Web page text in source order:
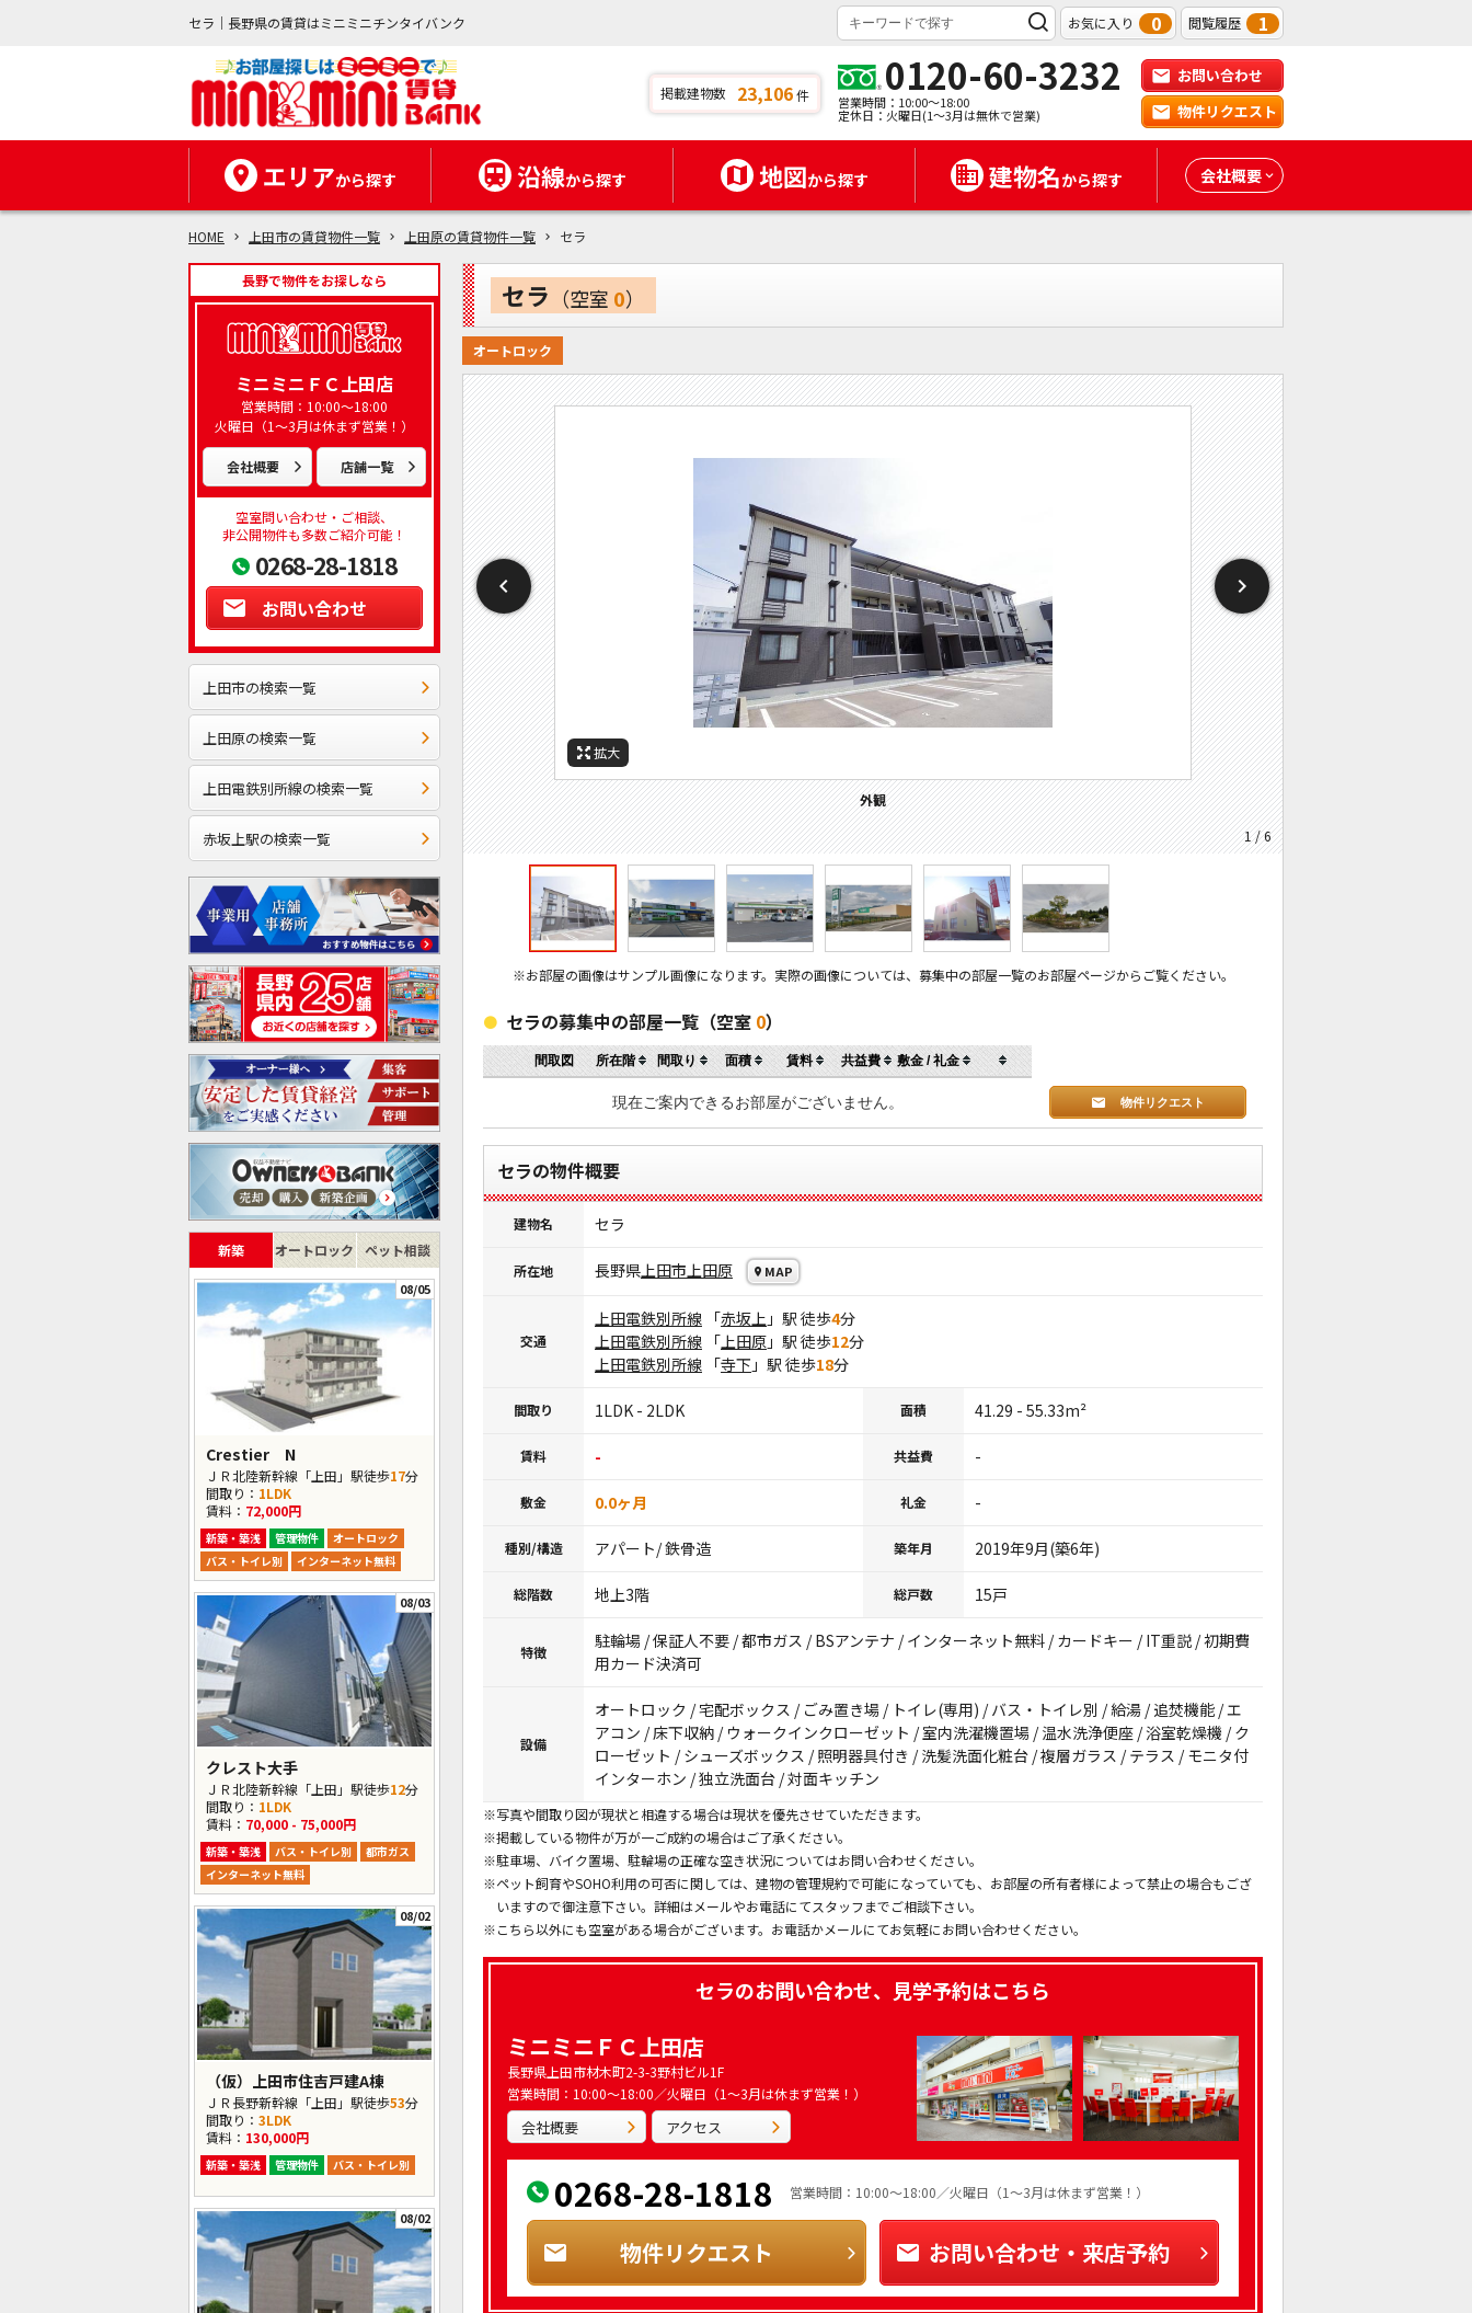
セラ｜長野県の賃貸はミニミニチンタイバンク お気に入り 0 閲覧履歴 1
掲載建物数 23,106件 0120-60-3232
営業時間：10:00～18:00
定休日：火曜日(1～3月は無休で営業)
お問い合わせ
物件リクエスト
エリアから探す 沿線から探す 地図から探す 建物名から探す 会社概要
HOME 上田市の賃貸物件一覧 上田原の賃貸物件一覧 セラ
長野で物件をお探しなら
ミニミニＦＣ上田店
営業時間：10:00～18:00
火曜日（1～3月は休まず営業！）
会社概要 店舗一覧
空室問い合わせ・ご相談、
非公開物件も多数ご紹介可能！
0268-28-1818
お問い合わせ
上田市の検索一覧
上田原の検索一覧
上田電鉄別所線の検索一覧
赤坂上駅の検索一覧
新築 オートロック ペット相談
08/05
Crestier N
ＪＲ北陸新幹線「上田」駅徒歩17分
間取り： 1LDK
賃料： 72,000円
新築・築浅 管理物件
オートロック
バス・トイレ別
インターネット無料
08/03
クレスト大手
ＪＲ北陸新幹線「上田」駅徒歩12分
間取り： 1LDK
賃料： 70,000 - 75,000円
新築・築浅 バス・トイレ別
都市ガス
インターネット無料
08/02
（仮）上田市住吉戸建A棟
ＪＲ長野新幹線「上田」駅徒歩53分
間取り： 3LDK
賃料： 130,000円
新築・築浅 管理物件 バス・トイレ別
08/02
セラ （空室 0）
オートロック
拡大
外観
1 / 6
拡大
周辺施設：ドラックストア
拡大
周辺施設：コンビニ
拡大
周辺施設：スーパー
拡大
周辺施設：銀行
拡大
周辺施設：公園
※お部屋の画像はサンプル画像になります。実際の画像については、募集中の部屋一覧のお部屋ページからご覧ください。
セラの募集中の部屋一覧（空室 0）
間取図 所在階 間取り 面積 賃料 共益費 敷金 / 礼金
現在ご案内できるお部屋がございません。 物件リクエスト
セラの物件概要
建物名 セラ
所在地 長野県上田市上田原 MAP
交通
上田電鉄別所線 「赤坂上 」駅 徒歩4分
上田電鉄別所線 「上田原 」駅 徒歩12分
上田電鉄別所線 「寺下 」駅 徒歩18分
間取り 1LDK - 2LDK 面積 41.29 - 55.33m²
賃料 - 共益費 -
敷金 0.0ヶ月 礼金 -
種別/構造 アパート/ 鉄骨造 築年月 2019年9月(築6年)
総階数 地上3階 総戸数 15戸
特徴
駐輪場 / 保証人不要 / 都市ガス / BSアンテナ / インターネット無料 / カードキー / IT重説 / 初期費
用カード決済可
設備
オートロック / 宅配ボックス / ごみ置き場 / トイレ(専用) / バス・トイレ別 / 給湯 / 追焚機能 / エ
アコン / 床下収納 / ウォークインクローゼット / 室内洗濯機置場 / 温水洗浄便座 / 浴室乾燥機 / ク
ローゼット / シューズボックス / 照明器具付き / 洗髪洗面化粧台 / 複層ガラス / テラス / モニタ付
インターホン / 独立洗面台 / 対面キッチン
※写真や間取り図が現状と相違する場合は現状を優先させていただきます。
※掲載している物件が万が一ご成約の場合はご了承ください。
※駐車場、バイク置場、駐輪場の正確な空き状況についてはお問い合わせください。
※ペット飼育やSOHO利用の可否に関しては、建物の管理規約で可能になっていても、お部屋の所有者様によって禁止の場合もござ
いますので御注意下さい。詳細はメールやお電話にてスタッフまでご相談下さい。
※こちら以外にも空室がある場合がございます。お電話かメールにてお気軽にお問い合わせください。
セラのお問い合わせ、見学予約はこちら
ミニミニＦＣ上田店
長野県上田市材木町2-3-3野村ビル1F
営業時間：10:00～18:00／火曜日（1～3月は休まず営業！）
会社概要 アクセス
0268-28-1818 営業時間：10:00～18:00／火曜日（1～3月は休まず営業！）
物件リクエスト お問い合わせ・来店予約